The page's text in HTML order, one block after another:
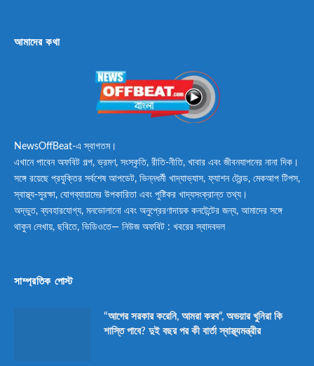
আমাদের কথা
NewsOffBeat-এ স্বাগতম।
এখানে পাবেন অফবিট গল্প, ভ্রমণ, সংস্কৃতি, রীতি-নীতি, খাবার এবং জীবনযাপনের নানা দিক।
সঙ্গে রয়েছে প্রযুক্তির সর্বশেষ আপডেট, ভিন্নধর্মী খাদ্যাভ্যাস, ফ্যাশন ট্রেন্ড, মেকআপ টিপস,
স্বাস্থ্য-সুরক্ষা, যোগব্যায়ামের উপকারিতা এবং পুষ্টিকর খাদ্যসংক্রান্ত তথ্য।
অদ্ভুত, ব্যবহারযোগ্য, মনভোলানো এবং অনুপ্রেরণাদায়ক কনটেন্টের জন্য, আমাদের সঙ্গে
থাকুন লেখায়, ছবিতে, ভিডিওতে— নিউজ অফবিট : খবরের স্বাদবদল
সাম্প্রতিক পোস্ট
“আগের সরকার করেনি, আমরা করব”, অভয়ার খুনিরা কি
শাস্তি পাবে? দুই বছর পর কী বার্তা স্বাস্থ্যমন্ত্রীর